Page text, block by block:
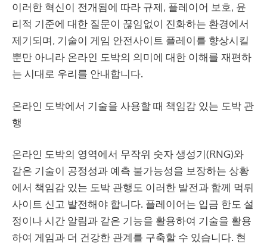
이러한 혁신이 전개됨에 따라 규제, 플레이어 보호, 윤
리적 기준에 대한 질문이 끊임없이 진화하는 환경에서
제기되며, 기술이 게임 안전사이트 플레이를 향상시킬
뿐만 아니라 온라인 도박의 의미에 대한 이해를 재편하
는 시대로 우리를 안내합니다.
온라인 도박에서 기술을 사용할 때 책임감 있는 도박 관
행
온라인 도박의 영역에서 무작위 숫자 생성기(RNG)와
같은 기술이 공정성과 예측 불가능성을 보장하는 상황
에서 책임감 있는 도박 관행도 이러한 발전과 함께 먹튀
사이트 신고 발전해야 합니다. 플레이어는 입금 한도 설
정이나 시간 알림과 같은 기능을 활용하여 기술을 활용
하여 게임과 더 건강한 관계를 구축할 수 있습니다. 현